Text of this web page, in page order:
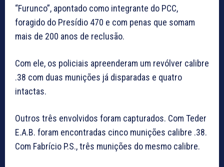
“Furunco”, apontado como integrante do PCC,
foragido do Presídio 470 e com penas que somam
mais de 200 anos de reclusão.
Com ele, os policiais apreenderam um revólver calibre
.38 com duas munições já disparadas e quatro
intactas.
Outros três envolvidos foram capturados. Com Teder
E.A.B. foram encontradas cinco munições calibre .38.
Com Fabrício P.S., três munições do mesmo calibre.